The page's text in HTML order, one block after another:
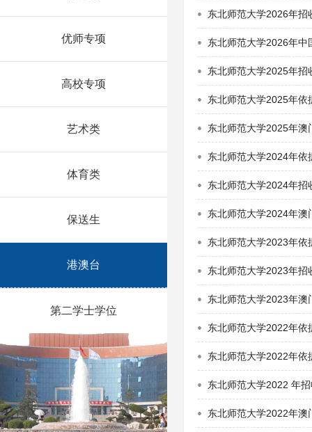
优师专项
高校专项
艺术类
体育类
保送生
港澳台
第二学士学位
东北师范大学2026年招
东北师范大学2026年中
东北师范大学2025年招
东北师范大学2025年依
东北师范大学2025年澳
东北师范大学2024年依
东北师范大学2024年招
东北师范大学2024年澳
东北师范大学2023年依
东北师范大学2023年招
东北师范大学2023年澳
东北师范大学2022年依
东北师范大学2022年依
东北师范大学2022 年
东北师范大学2022年澳